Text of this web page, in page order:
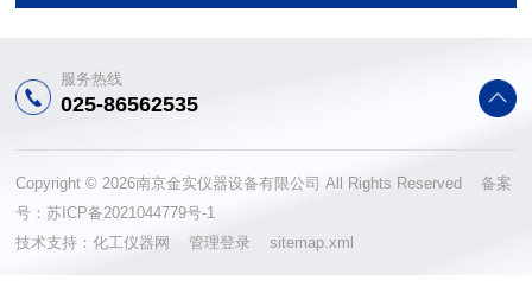
服务热线
025-86562535
Copyright © 2026南京金实仪器设备有限公司 All Rights Reserved 备案
号：苏ICP备2021044779号-1
技术支持：化工仪器网管理登录 sitemap.xml